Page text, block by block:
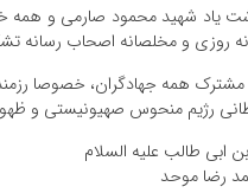
روزی و مخلصانه اصحاب رسانه
مشترک همه جهادگران، خصوصا
رژیم منحوس صهیونیستی و ظهور
ابی طالب علیه السلام
رضا موحد